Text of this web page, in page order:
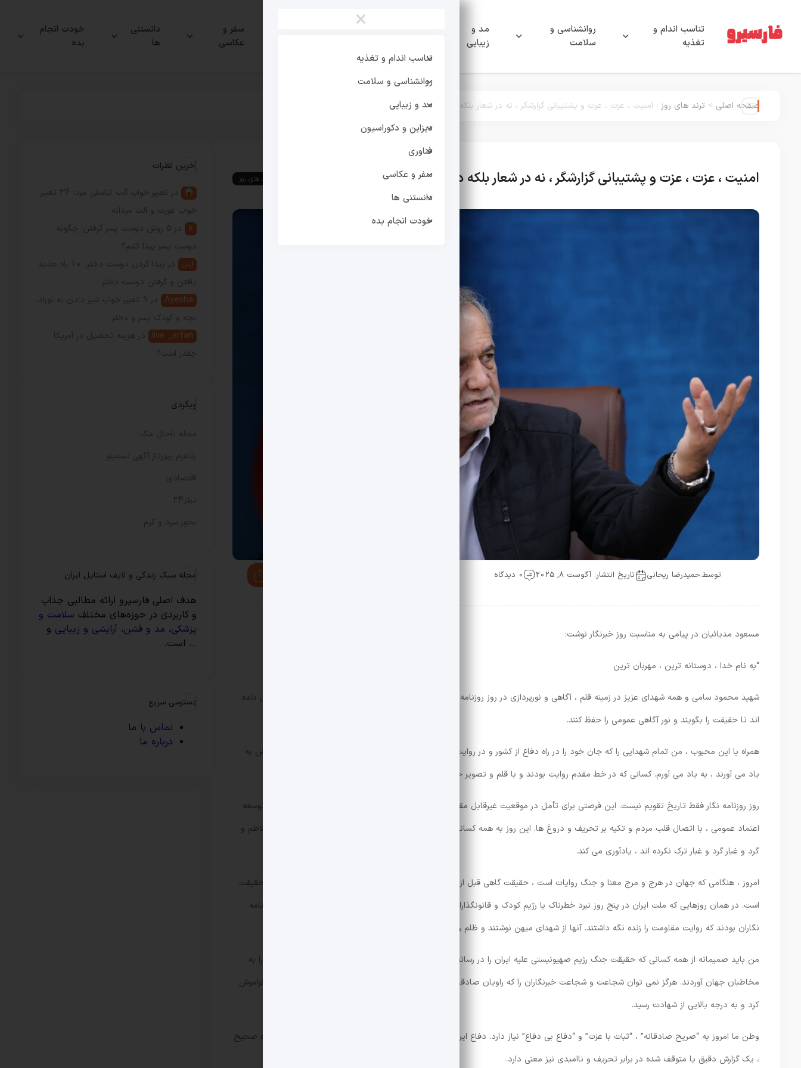
تناسب اندام و
تغذیه
روانشناسی و
سلامت
مد و
زیبایی
سفر و
عکاسی
دانستنی
ها
خودت انجام
بده
×
تناسب اندام و تغذیه
روانشناسی و سلامت
مد و زیبایی
دیزاین و دکوراسیون
فناوری
سفر و عکاسی
دانستنی ها
خودت انجام بده
صفحه اصلی > ترند های روز : امنیت ، عزت ، عزت و پشتیبانی گزارشگر ، نه در شعار بلکه در عمل
امنیت ، عزت ، عزت و پشتیبانی گزارشگر ، نه در شعار بلکه در عمل ترند های روز
توسط:حمیدرضا ریحانی تاریخ انتشار: آگوست 8, 2025 0 دیدگاه
مسعود مدیائیان در پیامی به مناسبت روز خبرنگار نوشت:
“به نام خدا ، دوستانه ترین ، مهربان ترین
شهید محمود سامی و همه شهدای عزیز در زمینه قلم ، آگاهی و نورپردازی در روز روزنامه نگار. روز یادآور فداکاری کسانی که زندگی خود را اختصاص داده
اند تا حقیقت را بگویند و نور آگاهی عمومی را حفظ کنند.
همراه با این محبوب ، من تمام شهدایی را که جان خود را در راه دفاع از کشور و در روایت حملات رژیم صهیونیستی علیه ایران محبوب و شهروندانش به
یاد می آورند ، به یاد می آورم. کسانی که در خط مقدم روایت بودند و با قلم و تصویر خود ، تاریخ مقاومت این ملت را ثبت کردند.
روز روزنامه نگار فقط تاریخ تقویم نیست. این فرصتی برای تأمل در موقعیت غیرقابل مقایسه رسانه ها است. در بیان صحیح واقعیت ها ، هنگام توسعه
اعتماد عمومی ، با اتصال قلب مردم و تکیه بر تحریف و دروغ ها. این روز به همه کسانی که پرچم افتخار ، استقلال و آگاهی را در میان مزارع پرتلاطم و
گرد و غبار گرد و غبار ترک نکرده اند ، یادآوری می کند.
امروز ، هنگامی که جهان در هرج و مرج معنا و جنگ روایات است ، حقیقت گاهی قبل از کشف جعل می شود. خبرنگار فرمانده آوانت گارد دفاع از حقیقت
است. در همان روزهایی که ملت ایران در پنج روز نبرد خطرناک با رژیم کودک و قانونگذاران و هواداران آن ، شکوه اقتدار خود را نشان داد ، این روزنامه
نگاران بودند که روایت مقاومت را زنده نگه داشتند. آنها از شهدای میهن نوشتند و ظلم و ستم ایران را به جهان آوردند.
من باید صمیمانه از همه کسانی که حقیقت جنگ رژیم صهیونیستی علیه ایران را در رسانه های خود منتشر کرده اند تشکر کنم و صدای مردم ایران را به
مخاطبان جهان آوردند. هرگز نمی توان شجاعت و شجاعت خبرنگاران را که راویان صادقانه جنایات و نسل کشی رژیم صهیونیستی در غزه بودند ، فراموش
کرد و به درجه بالایی از شهادت رسید.
وطن ما امروز به “صریح صادقانه” ، “ثبات با عزت” و “دفاع بی دفاع” نیاز دارد. دفاع ایران در میدان نبرد تنها نیست. بعضی اوقات ، در یک دارنده صحیح
، یک گزارش دقیق یا متوقف شده در برابر تحریف و ناامیدی نیز معنی دارد.
آخرین نظرات
در
تعبیر خواب آلت تناسلی مرد: 36 تعبیر
خواب عورت و آلت مردانه
X در
5 روش دوست پسر گرفتن؛ چگونه
دوست پسر پیدا کنیم؟
آرش در
پیدا کردن دوست دختر: 10 راه جدید
یافتن و گرفتن دوست دختر
Ayesha
در
9 تعبیر خواب شیر دادن به نوزاد،
بچه و کودک پسر و دختر
live _erfan
در
هزینه تحصیل در آمریکا
چقدر است؟
وبگردی
مجله باحال مگ
پلتفرم رپورتاژ آگهی تسمینو
اقتصادی
تیتر24
بخور سرد و گرم
مجله سبک زندگی و لایف استایل ایران
هدف اصلی فارسیرو ارائه مطالبی جذاب
و کاربردی در حوزه‌های مختلف سلامت و
پزشکی، مد و فشن، آرایشی و زیبایی و
… است.
دسترسی سریع
تماس با ما
درباره ما